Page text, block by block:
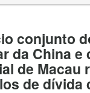
conjunto
da China
de Macau
de dívida